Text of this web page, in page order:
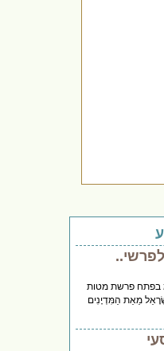
בפתח פרשת מטות
מֵאֵת הַמִּדְיָנִים